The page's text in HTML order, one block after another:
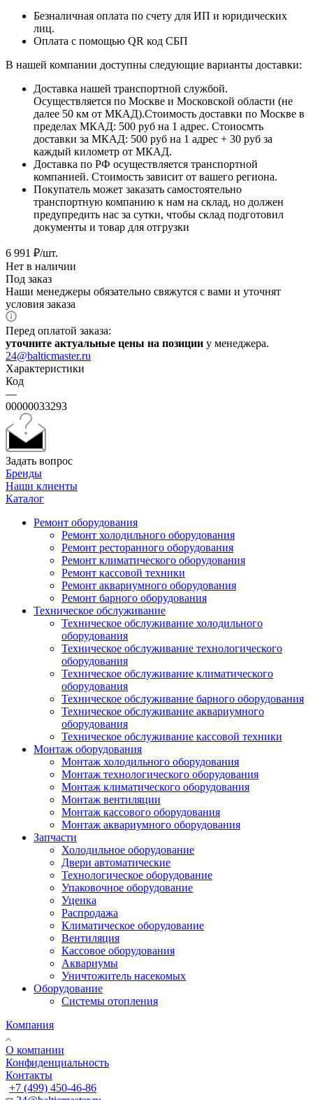
Безналичная оплата по счету для ИП и юридических
лиц.
Оплата с помощью QR код СБП
В нашей компании доступны следующие варианты доставки:
Доставка нашей транспортной службой.
Осуществляется по Москве и Московской области (не
далее 50 км от МКАД).Стоимость доставки по Москве в
пределах МКАД: 500 руб на 1 адрес. Стоиосмть
доставки за МКАД: 500 руб на 1 адрес + 30 руб за
каждый километр от МКАД.
Доставка по РФ осуществляется транспортной
компанией. Стоимость зависит от вашего региона.
Покупатель может заказать самостоятельно
транспортную компанию к нам на склад, но должен
предупредить нас за сутки, чтобы склад подготовил
документы и товар для отгрузки
6 991 ₽/шт.
Нет в наличии
Под заказ
Наши менеджеры обязательно свяжутся с вами и уточнят
условия заказа
Перед оплатой заказа:
уточните актуальные цены на позиции у менеджера.
24@balticmaster.ru
Характеристики
Код
—
00000033293
Задать вопрос
Бренды
Наши клиенты
Каталог
Ремонт оборудования
Ремонт холодильного оборудования
Ремонт ресторанного оборудования
Ремонт климатического оборудования
Ремонт кассовой техники
Ремонт аквариумного оборудования
Ремонт барного оборудования
Техническое обслуживание
Техническое обслуживание холодильного
оборудования
Техническое обслуживание технологического
оборудования
Техническое обслуживание климатического
оборудования
Техническое обслуживание барного оборудования
Техническое обслуживание аквариумного
оборудования
Техническое обслуживание кассовой техники
Монтаж оборудования
Монтаж холодильного оборудования
Монтаж технологического оборудования
Монтаж климатического оборудования
Монтаж вентиляции
Монтаж кассового оборудования
Монтаж аквариумного оборудования
Запчасти
Холодильное оборудование
Двери автоматические
Технологическое оборудование
Упаковочное оборудование
Уценка
Распродажа
Климатическое оборудование
Вентиляция
Кассовое оборудования
Аквариумы
Уничтожитель насекомых
Оборудование
Системы отопления
Компания
О компании
Конфиденциальность
Контакты
+7 (499) 450-46-86